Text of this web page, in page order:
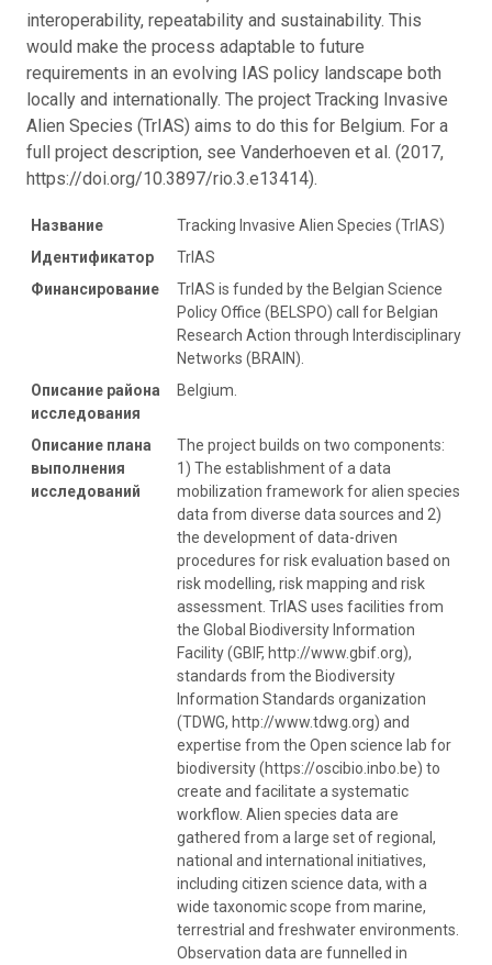
interoperability, repeatability and sustainability. This
would make the process adaptable to future
requirements in an evolving IAS policy landscape both
locally and internationally. The project Tracking Invasive
Alien Species (TrIAS) aims to do this for Belgium. For a
full project description, see Vanderhoeven et al. (2017,
https://doi.org/10.3897/rio.3.e13414).
Название
Tracking Invasive Alien Species (TrIAS)
Идентификатор
TrIAS
Финансирование
TrIAS is funded by the Belgian Science
Policy Office (BELSPO) call for Belgian
Research Action through Interdisciplinary
Networks (BRAIN).
Описание района
исследования
Belgium.
Описание плана
выполнения
исследований
The project builds on two components:
1) The establishment of a data
mobilization framework for alien species
data from diverse data sources and 2)
the development of data-driven
procedures for risk evaluation based on
risk modelling, risk mapping and risk
assessment. TrIAS uses facilities from
the Global Biodiversity Information
Facility (GBIF, http://www.gbif.org),
standards from the Biodiversity
Information Standards organization
(TDWG, http://www.tdwg.org) and
expertise from the Open science lab for
biodiversity (https://oscibio.inbo.be) to
create and facilitate a systematic
workflow. Alien species data are
gathered from a large set of regional,
national and international initiatives,
including citizen science data, with a
wide taxonomic scope from marine,
terrestrial and freshwater environments.
Observation data are funnelled in